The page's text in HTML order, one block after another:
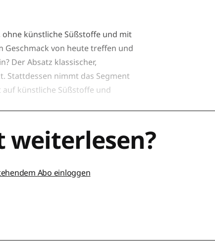
ohne künstliche Süßstoffe und mit
Geschmack von heute treffen und
Der Absatz klassischer,
Stattdessen nimmt das Segment
künstliche Süßstoffe und
weiterlesen?
Abo einloggen